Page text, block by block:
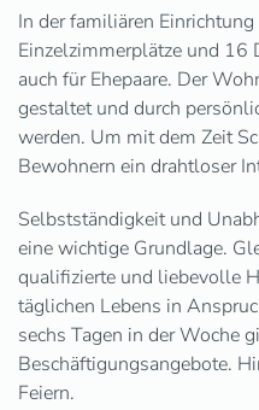
In der familiären
Einzelzimmerplätze und 16
auch für Ehepaare. Der
gestaltet und durch
werden. Um mit dem Zeit
Bewohnern ein drahtloser
Selbstständigkeit und
eine wichtige Grundlage.
qualifizierte und liebevolle
täglichen Lebens in
sechs Tagen in der Woche
Beschäftigungsangebote.
Feiern.